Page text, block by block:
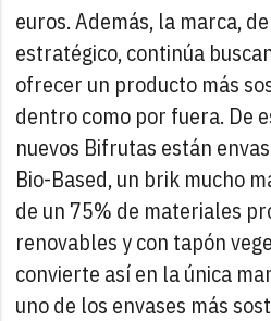
euros. Además, la marca,
estratégico, continúa
ofrecer un producto más
dentro como por fuera. De
nuevos Bifrutas están
Bio-Based, un brik mucho
de un 75% de materiales
renovables y con tapón
convierte así en la única
uno de los envases más